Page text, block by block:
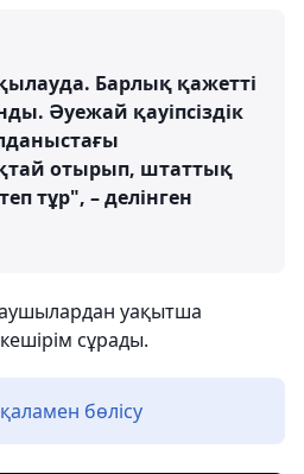
Барлық қажетті
Әуежай қауіпсіздік
отырып, штаттық
тұр", – делінген
уақытша
сұрады.
бөлісу